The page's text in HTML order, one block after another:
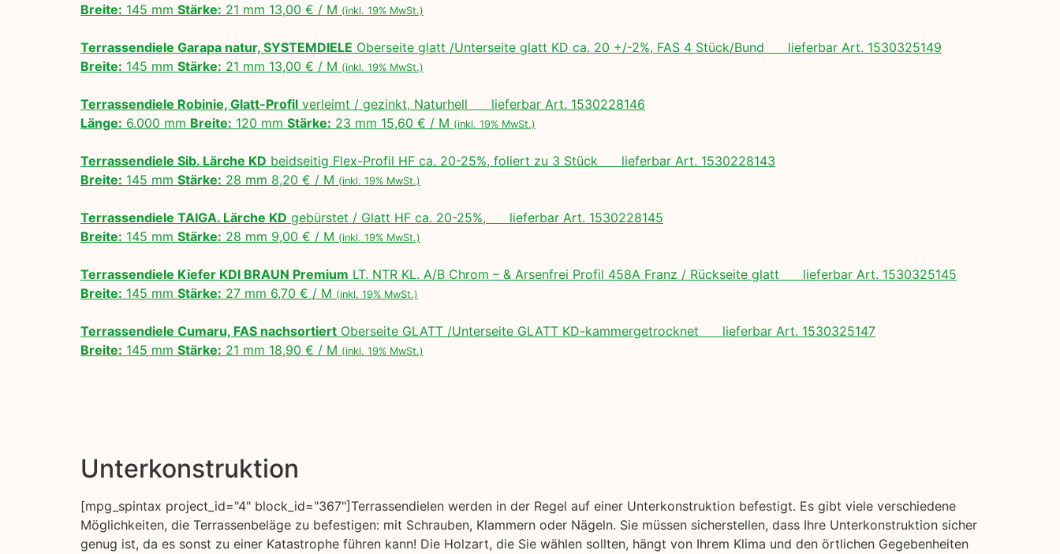
Breite: 145 mm Stärke: 21 mm 13,00 € / M (inkl. 19% MwSt.)
Terrassendiele Garapa natur, SYSTEMDIELE Oberseite glatt /Unterseite glatt KD ca. 20 +/-2%, FAS 4 Stück/Bund lieferbar Art. 1530325149
Breite: 145 mm Stärke: 21 mm 13,00 € / M (inkl. 19% MwSt.)
Terrassendiele Robinie, Glatt-Profil verleimt / gezinkt, Naturhell lieferbar Art. 1530228146
Länge: 6.000 mm Breite: 120 mm Stärke: 23 mm 15,60 € / M (inkl. 19% MwSt.)
Terrassendiele Sib. Lärche KD beidseitig Flex-Profil HF ca. 20-25%, foliert zu 3 Stück lieferbar Art. 1530228143
Breite: 145 mm Stärke: 28 mm 8,20 € / M (inkl. 19% MwSt.)
Terrassendiele TAIGA. Lärche KD gebürstet / Glatt HF ca. 20-25%, lieferbar Art. 1530228145
Breite: 145 mm Stärke: 28 mm 9,00 € / M (inkl. 19% MwSt.)
Terrassendiele Kiefer KDI BRAUN Premium LT. NTR KL. A/B Chrom – & Arsenfrei Profil 458A Franz / Rückseite glatt lieferbar Art. 1530325145
Breite: 145 mm Stärke: 27 mm 6,70 € / M (inkl. 19% MwSt.)
Terrassendiele Cumaru, FAS nachsortiert Oberseite GLATT /Unterseite GLATT KD-kammergetrocknet lieferbar Art. 1530325147
Breite: 145 mm Stärke: 21 mm 18,90 € / M (inkl. 19% MwSt.)
Unterkonstruktion
[mpg_spintax project_id="4" block_id="367"]Terrassendielen werden in der Regel auf einer Unterkonstruktion befestigt. Es gibt viele verschiedene
Möglichkeiten, die Terrassenbeläge zu befestigen: mit Schrauben, Klammern oder Nägeln. Sie müssen sicherstellen, dass Ihre Unterkonstruktion sicher
genug ist, da es sonst zu einer Katastrophe führen kann! Die Holzart, die Sie wählen sollten, hängt von Ihrem Klima und den örtlichen Gegebenheiten